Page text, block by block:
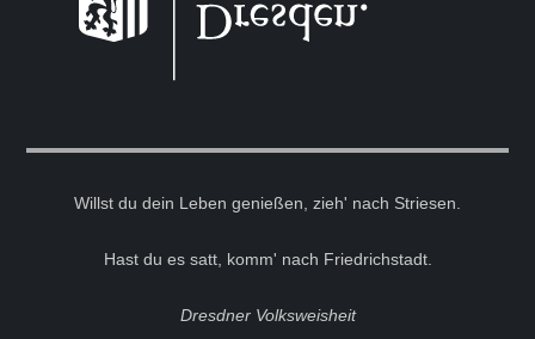
Willst du dein Leben genießen, zieh' nach Striesen.
Hast du es satt, komm' nach Friedrichstadt.
Dresdner Volksweisheit